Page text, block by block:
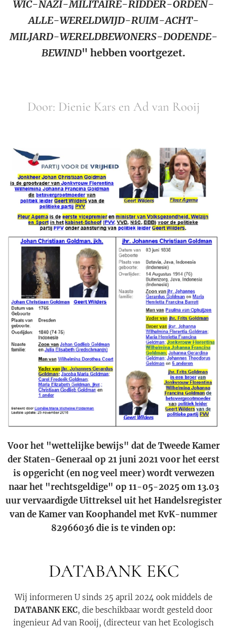
WIC-NAZI-MILITAIRE-RIDDER-ORDEN-
ALLE-WERELDWIJD-RUIM-ACHT-
MILJARD-WERELDBEWONERS-DODENDE-
BEWIND" hebben voortgezet.
Door: Dienie Kars en Ad van Rooij
Voor het "wettelijke bewijs" dat de Tweede Kamer
der Staten-Generaal op 21 juni 2021 voor het eerst
is opgericht (en nog veel meer) wordt verwezen
naar het "rechtsgeldige" op 11-05-2025 om 13.03
uur vervaardigde Uittreksel uit het Handelsregister
van de Kamer van Koophandel met KvK-nummer
82966036 die is te vinden op:
DATABANK EKC
Wij informeren U sinds 25 april 2024 ook middels de
DATABANK EKC, die beschikbaar wordt gesteld door
ingenieur Ad van Rooij, (directeur van het Ecologisch